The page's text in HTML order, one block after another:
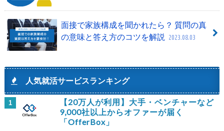
面接で家族構成を聞かれたら？ 質問の真
の意味と答え方のコツを解説
2023.08.03
人気就活サービスランキング
1
【20万人が利用】大手・ベンチャーなど
9,000社以上からオファーが届く
「OfferBox」